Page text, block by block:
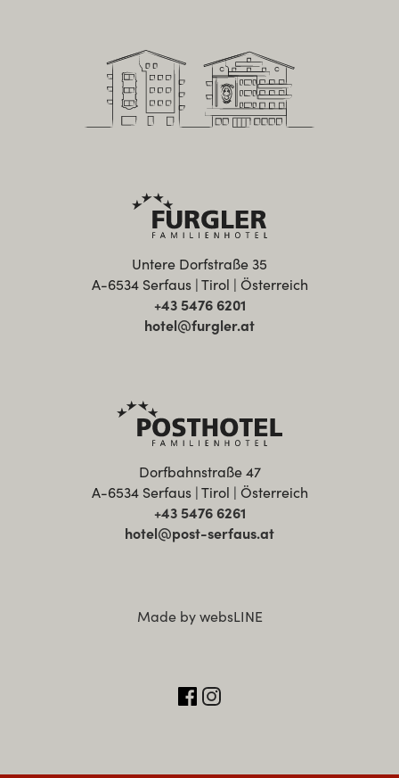
Untere Dorfstraße 35
A-6534 Serfaus | Tirol | Österreich
+43 5476 6201
hotel@furgler.at
Made by websLINE
Dorfbahnstraße 47
A-6534 Serfaus | Tirol | Österreich
+43 5476 6261
hotel@post-serfaus.at